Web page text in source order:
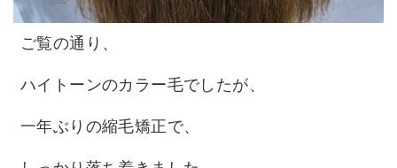
ご覧の通り、
ハイトーンのカラー毛でしたが、
一年ぶりの縮毛矯正で、